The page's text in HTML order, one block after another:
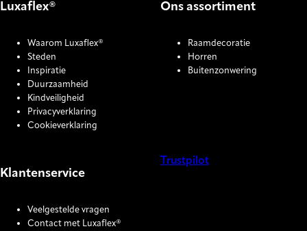
Luxaflex®
Waarom Luxaflex®
Steden
Inspiratie
Duurzaamheid
Kindveiligheid
Privacyverklaring
Cookieverklaring
Ons assortiment
Raamdecoratie
Horren
Buitenzonwering
Klantenservice
Veelgestelde vragen
Contact met Luxaflex®
Trustpilot